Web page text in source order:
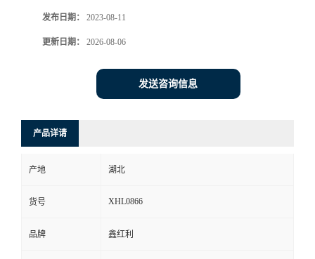
发布日期： 2023-08-11
更新日期： 2026-08-06
发送咨询信息
产品详请
产地 湖北
货号 XHL0866
品牌 鑫红利